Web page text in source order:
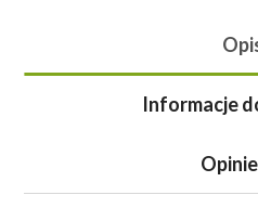
Informacje